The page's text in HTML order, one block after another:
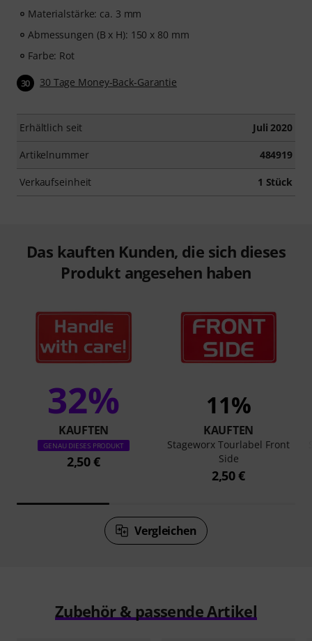
Materialstärke: ca. 3 mm
Abmessungen (B x H): 150 x 80 mm
Farbe: Rot
30 30 Tage Money-Back-Garantie
Erhältlich seit Juli 2020
Artikelnummer 484919
Verkaufseinheit 1 Stück
Das kauften Kunden, die sich dieses
Produkt angesehen haben
32%
KAUFTEN
GENAU DIESES PRODUKT
2,50 €
11%
KAUFTEN
Stageworx Tourlabel Front
Side
2,50 €
Vergleichen
Zubehör & passende Artikel